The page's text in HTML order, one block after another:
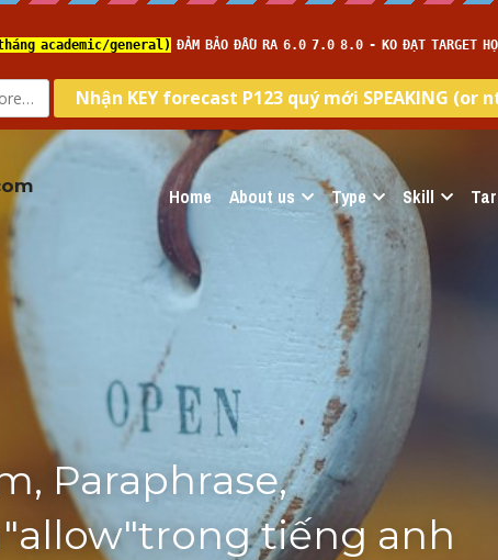
Home About us Type Skill
Paraphrase,
tiếng anh